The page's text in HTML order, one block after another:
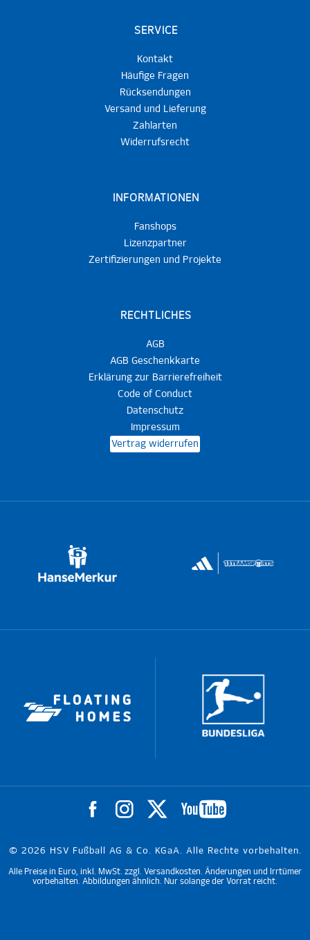
SERVICE
Kontakt
Häufige Fragen
Rücksendungen
Versand und Lieferung
Zahlarten
Widerrufsrecht
INFORMATIONEN
Fanshops
Lizenzpartner
Zertifizierungen und Projekte
RECHTLICHES
AGB
AGB Geschenkkarte
Erklärung zur Barrierefreiheit
Code of Conduct
Datenschutz
Impressum
Vertrag widerrufen
© 2026 HSV Fußball AG & Co. KGaA. Alle Rechte vorbehalten.
Alle Preise in Euro, inkl. MwSt. zzgl. Versandkosten. Änderungen und Irrtümer
vorbehalten. Abbildungen ähnlich. Nur solange der Vorrat reicht.